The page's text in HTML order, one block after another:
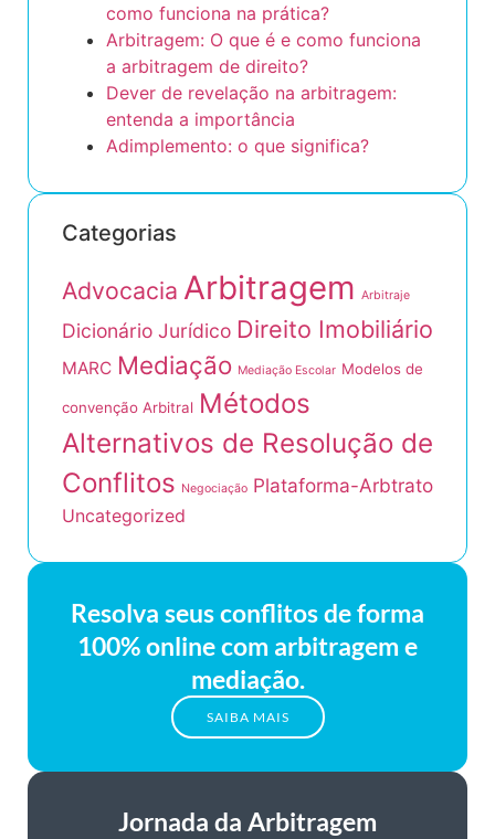
como funciona na prática?
Arbitragem: O que é e como funciona
a arbitragem de direito?
Dever de revelação na arbitragem:
entenda a importância
Adimplemento: o que significa?
Categorias
Advocacia Arbitragem Arbitraje
Dicionário Jurídico Direito Imobiliário
MARC Mediação Mediação Escolar Modelos de
convenção Arbitral Métodos
Alternativos de Resolução de
Conflitos Negociação Plataforma-Arbtrato
Uncategorized
Resolva seus conflitos de forma
100% online com arbitragem e
mediação.
SAIBA MAIS
Jornada da Arbitragem